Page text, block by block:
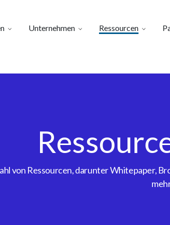
Unternehmen Ressourcen
von Ressourcen, darunter Whitepaper,